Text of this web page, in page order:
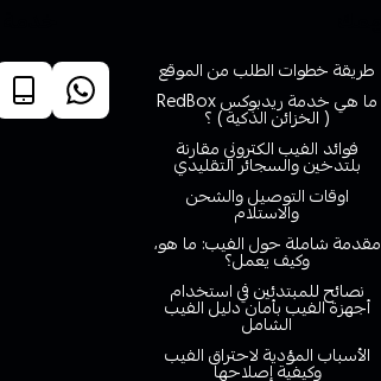
طريقة خطوات الطلب من الموقع
ما هي خدمة ريدبوكس RedBox
( الخزائن الذكية ) ؟
فوائد الفيب الكتروني مقارنة
بلتدخين والسجائر التقليدي
اوقات التوصيل والشحن
والاستلام
مقدمة شاملة حول الفيب: ما هو،
وكيف يعمل؟
نصائح للمبتدئين في استخدام
أجهزة الفيب بأمان دليل الفيب
الشامل
الأسباب المؤدية لاحتراق الفيب
وكيفية إصلاحها